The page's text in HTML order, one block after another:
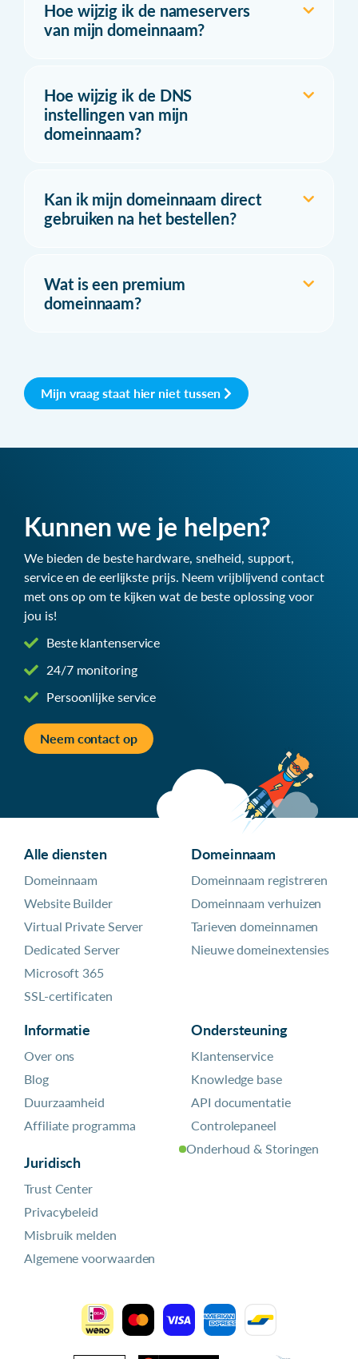
Hoe wijzig ik de nameservers
van mijn domeinnaam?
Hoe wijzig ik de DNS
instellingen van mijn
domeinnaam?
Kan ik mijn domeinnaam direct
gebruiken na het bestellen?
Wat is een premium
domeinnaam?
Mijn vraag staat hier niet tussen
Kunnen we je helpen?
We bieden de beste hardware, snelheid, support,
service en de eerlijkste prijs. Neem vrijblijvend contact
met ons op om te kijken wat de beste oplossing voor
jou is!
Beste klantenservice
24/7 monitoring
Persoonlijke service
Neem contact op
Alle diensten
Domeinnaam
Website Builder
Virtual Private Server
Dedicated Server
Microsoft 365
SSL-certificaten
Domeinnaam
Domeinnaam registreren
Domeinnaam verhuizen
Tarieven domeinnamen
Nieuwe domeinextensies
Informatie
Over ons
Blog
Duurzaamheid
Affiliate programma
Juridisch
Trust Center
Privacybeleid
Misbruik melden
Algemene voorwaarden
Ondersteuning
Klantenservice
Knowledge base
API documentatie
Controlepaneel
Onderhoud & Storingen